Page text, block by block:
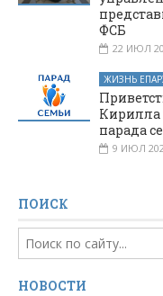
ФСБ
22 ИЮЛ
ЖИЗНЬ
Кирилла
парада
9 ИЮЛ
ПОИСК
НОВОСТИ